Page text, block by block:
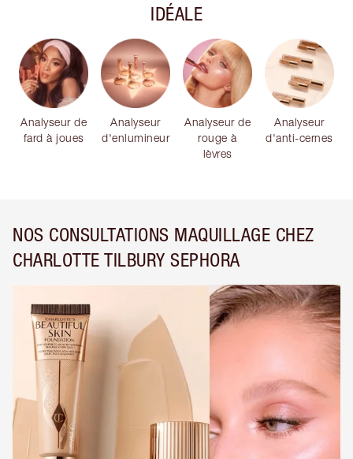
IDÉALE
Analyseur de
fard à joues
Analyseur
d'enlumineur
Analyseur de
rouge à
lèvres
Analyseur
d'anti-cernes
NOS CONSULTATIONS MAQUILLAGE CHEZ
CHARLOTTE TILBURY SEPHORA